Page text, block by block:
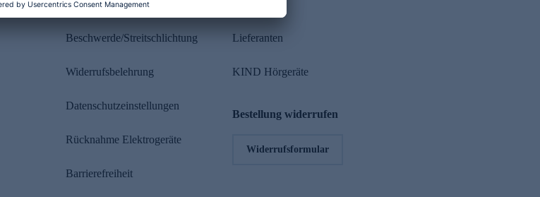
Rechtliches
Beschwerde/Streitschlichtung
Widerrufsbelehrung
Datenschutzeinstellungen
Rücknahme Elektrogeräte
Barrierefreiheit
Lieferanten
KIND Hörgeräte
Bestellung widerrufen
Widerrufsformular